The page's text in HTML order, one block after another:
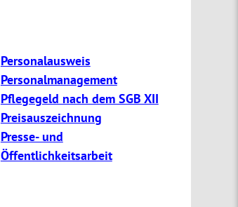
Personalausweis
Personalmanagement
Pflegegeld nach dem SGB XII
Preisauszeichnung
Presse- und
Öffentlichkeitsarbeit